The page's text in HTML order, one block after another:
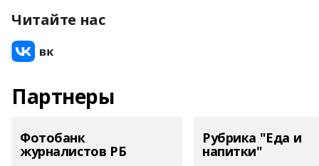
Читайте нас
Партнеры
Фотобанк
журналистов РБ
Рубрика "Еда и
напитки"